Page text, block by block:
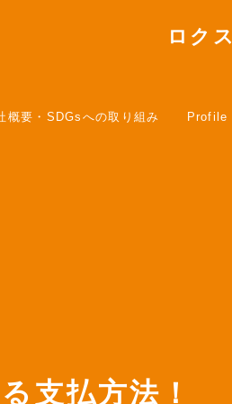
ロクス
概要・SDGsへの取り組み Profile
支払方法！